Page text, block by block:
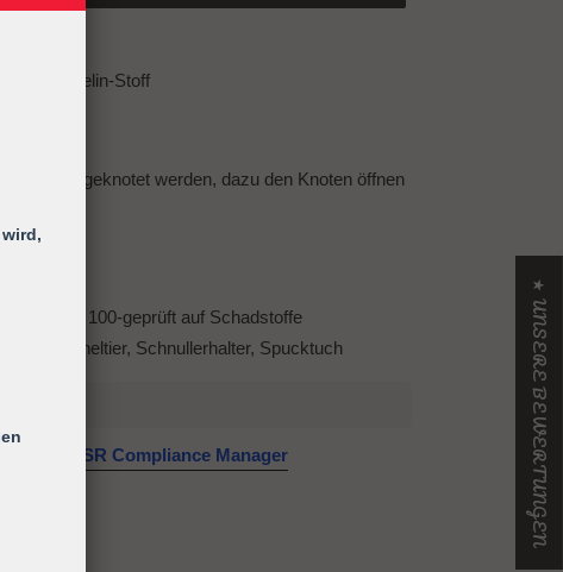
aus Musselin-Stoff
dran geknotet werden, dazu den Knoten öffnen
Standart 100-geprüft auf Schadstoffe
Kuscheltier, Schnullerhalter, Spucktuch
GPSR Compliance Manager ★ UNSERE BEWERTUNGEN